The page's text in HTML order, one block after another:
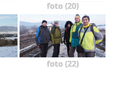
foto (20)
foto (22)